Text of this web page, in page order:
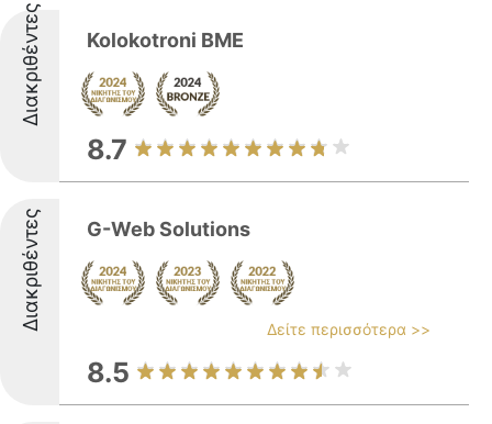
Διακριθέντες Kolokotroni BME
8.7
Διακριθέντες G-Web Solutions
Δείτε περισσότερα >>
8.5